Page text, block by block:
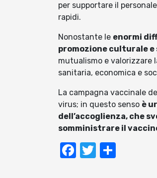
per supportare il
rapidi.
Nonostante le enormi
promozione culturale e
mutualismo e valorizzare
sanitaria, economica e
La campagna vaccinale
virus; in questo senso è
dell’accoglienza, che
somministrare il
Facebook
Twitter